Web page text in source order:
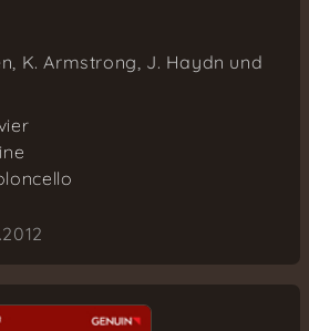
K. Armstrong, J. Haydn und